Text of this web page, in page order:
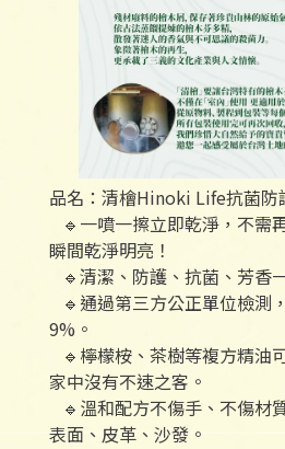
品名：清檜Hinoki Life抗菌防
🔹一噴一擦立即乾淨，不需
瞬間乾淨明亮！
🔹清潔、防護、抗菌、芳香
🔹通過第三方公正單位檢測
9%。
🔹檸檬桉、茶樹等複方精油
家中沒有不速之客。
🔹溫和配方不傷手、不傷材
表面、皮革、沙發。